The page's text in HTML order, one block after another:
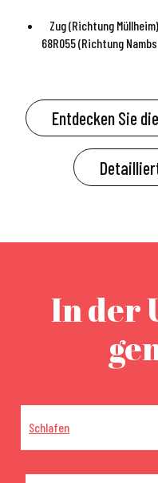
Zug (Richtung
68R055 (Richtung
Entdecken Sie
In der
Schlafen
Essen